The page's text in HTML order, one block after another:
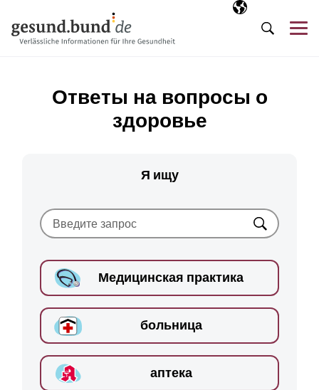
Выбранный
RU
Поиск
Ответы на вопросы о
здоровье
Я ищу
Искать
Медицинская практика
больница
аптека